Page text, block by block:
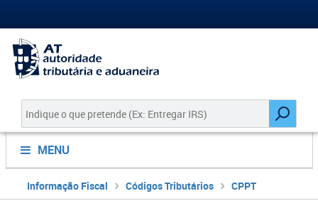
MENU
Informação Fiscal Códigos Tributários CPPT